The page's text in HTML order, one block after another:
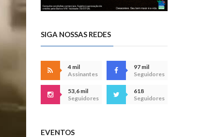
SIGA NOSSAS REDES
4 mil
Assinantes
97 mil
Seguidores
53,6 mil
Seguidores
618
Seguidores
EVENTOS